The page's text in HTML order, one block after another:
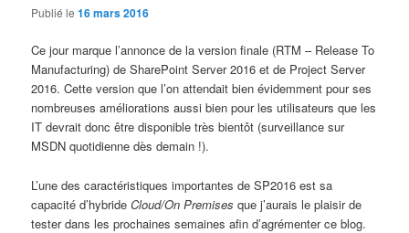
Publié le16 mars 2016
Ce jour marque l’annonce de la version finale (RTM – Release To
Manufacturing) de SharePoint Server 2016 et de Project Server
2016. Cette version que l’on attendait bien évidemment pour ses
nombreuses améliorations aussi bien pour les utilisateurs que les
IT devrait donc être disponible très bientôt (surveillance sur
MSDN quotidienne dès demain !).
L’une des caractéristiques importantes de SP2016 est sa
capacité d’hybrideCloud/On Premises que j’aurais le plaisir de
tester dans les prochaines semaines afin d’agrémenter ce blog.